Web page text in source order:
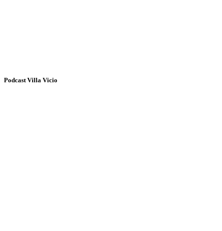
Podcast Villa Vicio